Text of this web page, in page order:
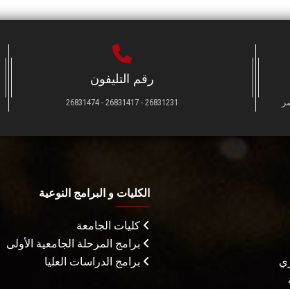
رقم التليفون
26831231 - 26831417 - 26831474
الكليات و البرامج النوعية
كليات الجامعة
برامج المرحلة الجامعية الأولى
برامج الدراسات العليا